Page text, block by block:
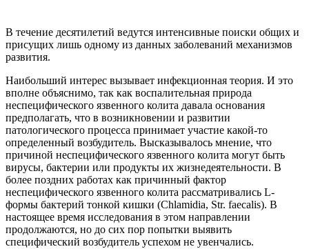
В течение десятилетий ведутся интенсивные поиски общих и
присущих лишь одному из данных заболеваний механизмов
развития.
Наибольший интерес вызывает инфекционная теория. И это
вполне объяснимо, так как воспалительная природа
неспецифического язвенного колита давала основания
предполагать, что в возникновении и развитии
патологического процесса принимает участие какой-то
определенный возбудитель. Высказывалось мнение, что
причиной неспецифического язвенного колита могут быть
вирусы, бактерии или продукты их жизнедеятельности. В
более поздних работах как причинный фактор
неспецифического язвенного колита рассматривались L-
формы бактерий тонкой кишки (Chlamidia, Str. faecalis). В
настоящее время исследования в этом направлении
продолжаются, но до сих пор попытки выявить
специфический возбудитель успехом не увенчались.